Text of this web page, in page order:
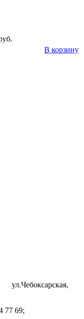
В корзину
77 69;